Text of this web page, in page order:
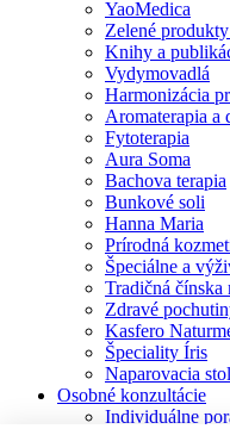
YaoMedica
Zelené
Knihy a
Vydymovadlá
Harmonizácia
Aromaterapia a
Fytoterapia
Aura Soma
Bachova terapia
Bunkové soli
Hanna Maria
Prírodná
Špeciálne a
Tradičná čínska
Zdravé
Kasfero
Špeciality Íris
Naparovacia
Osobné konzultácie
Individuálne